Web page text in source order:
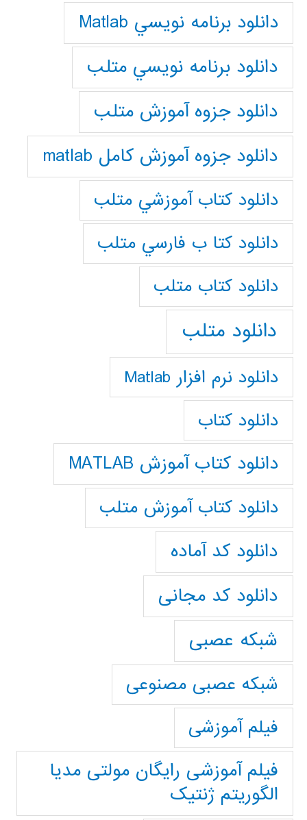
دانلود برنامه نويسي Matlab
دانلود برنامه نويسي متلب
دانلود جزوه آموزش متلب
دانلود جزوه آموزش کامل matlab
دانلود كتاب آموزشي متلب
دانلود كتا ب فارسي متلب
دانلود كتاب متلب
دانلود متلب
دانلود نرم افزار Matlab
دانلود کتاب
دانلود کتاب آموزش MATLAB
دانلود کتاب آموزش متلب
دانلود کد آماده
دانلود کد مجانی
شبکه عصبی
شبکه عصبی مصنوعی
فیلم آموزشی
فیلم آموزشی رایگان مولتی مدیا
الگوریتم ژنتیک